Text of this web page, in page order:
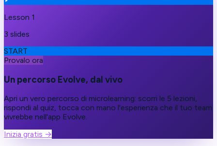
Lesson 1
3 slides
START
Provalo ora
Un percorso Evolve, dal vivo
Apri un vero percorso di microlearning: scorri le 5 lezioni,
rispondi al quiz, tocca con mano l'esperienza che il tuo team
vivrebbe nell'app Evolve.
Inizia gratis →